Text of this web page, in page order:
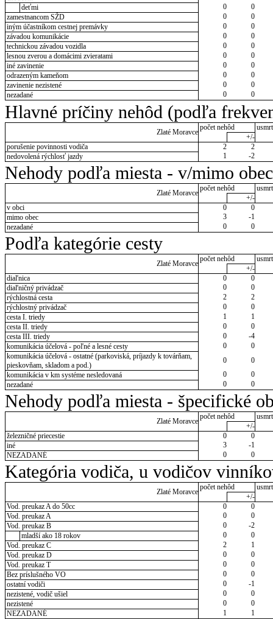
deťmi
0
0
zamestnancom SŽD
0
0
iným účastníkom cestnej premávky
0
0
závadou komunikácie
0
0
technickou závadou vozidla
0
0
lesnou zverou a domácimi zvieratami
0
0
iné zavinenie
0
0
odrazeným kameňom
0
0
zavinenie nezistené
0
0
nezadané
0 0
Hlavné príčiny nehôd (podľa
Zlaté Moravce
počet nehôd
+/-
porušenie povinnosti vodiča
2
2
nedovolená rýchlosť jazdy
1 -2
Nehody podľa miesta - v/mimo obec
Zlaté Moravce
počet nehôd
+/-
v obci
0
0
mimo obec
3
-1
nezadané
0 0
Podľa kategórie cesty
Zlaté Moravce
počet nehôd
+/-
diaľnica
0
0
diaľničný privádzač
0
0
rýchlostná cesta
2
2
rýchlostný privádzač
0
0
cesta I. triedy
1
1
cesta II. triedy
0
0
cesta III. triedy
0
-4
komunikácia účelová - poľné a lesné cesty
0
0
komunikácia účelová - ostatné (parkoviská, príjazdy k továrňam,
pieskovňam, skladom a pod.)
0
0
komunikácia v km systéme nesledovaná
0
0
nezadané
0 0
Nehody podľa miesta - špecifické
Zlaté Moravce
počet nehôd
+/-
železničné priecestie
0
0
iné
3
-1
NEZADANÉ
0 0
Kategória vodiča, u vodičov
Zlaté Moravce
počet nehôd
+/-
Vod. preukaz A do 50cc
0
0
Vod. preukaz A
0
0
Vod. preukaz B
0
-2
mladší ako 18 rokov
0
0
Vod. preukaz C
2
1
Vod. preukaz D
0
0
Vod. preukaz T
0
0
Bez príslušného VO
0
0
ostatní vodiči
0
-1
nezistené, vodič ušiel
0
0
nezistené
0
0
NEZADANÉ
1 1